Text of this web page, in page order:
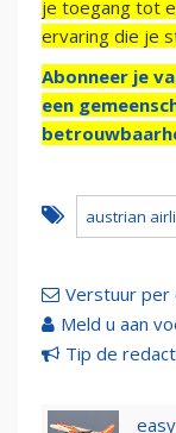
je toegang tot
ervaring die je
Abonneer je
een
austrian
Verstuur per
Meld u aan
Tip de